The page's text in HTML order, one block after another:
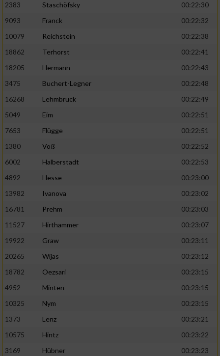
2383
Staschöfsky
00:22:30
9093
Franck
00:22:32
10079
Reichstein
00:22:38
18862
Terhorst
00:22:41
18205
Hermann
00:22:43
3475
Buchert-Legner
00:22:48
16268
Lehmbruck
00:22:49
5049
Eim
00:22:51
7653
Flügge
00:22:51
1380
Voß
00:22:52
6002
Halberstadt
00:22:53
4892
Hesse
00:23:00
13982
Ivanova
00:23:02
16781
Prehm
00:23:03
11527
Hirthammer
00:23:07
19922
Graw
00:23:11
20265
Wijas
00:23:12
18782
Oezsari
00:23:15
4952
Minten
00:23:15
10325
Nym
00:23:15
1373
Lenz
00:23:21
10575
Hintz
00:23:22
3169
Hübner
00:23:23